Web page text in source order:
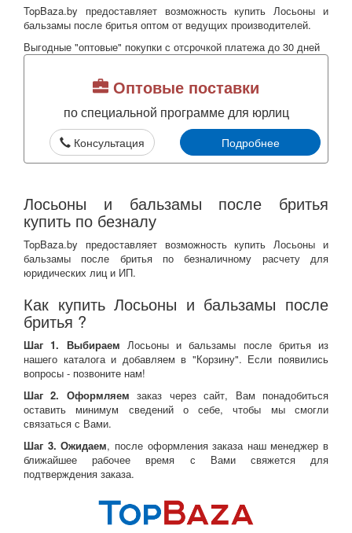
TopBaza.by предоставляет возможность купить Лосьоны и
бальзамы после бритья оптом от ведущих производителей.
Выгодные "оптовые" покупки с отсрочкой платежа до 30 дней
Оптовые поставки
по специальной программе для юрлиц
Консультация Подробнее
Лосьоны и бальзамы после бритья
купить по безналу
TopBaza.by предоставляет возможность купить Лосьоны и
бальзамы после бритья по безналичному расчету для
юридических лиц и ИП.
Как купить Лосьоны и бальзамы после
бритья ?
Шаг 1. Выбираем Лосьоны и бальзамы после бритья из
нашего каталога и добавляем в "Корзину". Если появились
вопросы - позвоните нам!
Шаг 2. Оформляем заказ через сайт, Вам понадобиться
оставить минимум сведений о себе, чтобы мы смогли
связаться с Вами.
Шаг 3. Ожидаем, после оформления заказа наш менеджер в
ближайшее рабочее время с Вами свяжется для
подтверждения заказа.